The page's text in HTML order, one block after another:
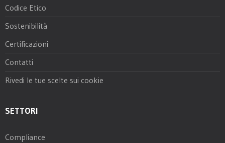
Codice Etico
Sostenibilità
Certificazioni
Contatti
Rivedi le tue scelte sui cookie
SETTORI
Compliance